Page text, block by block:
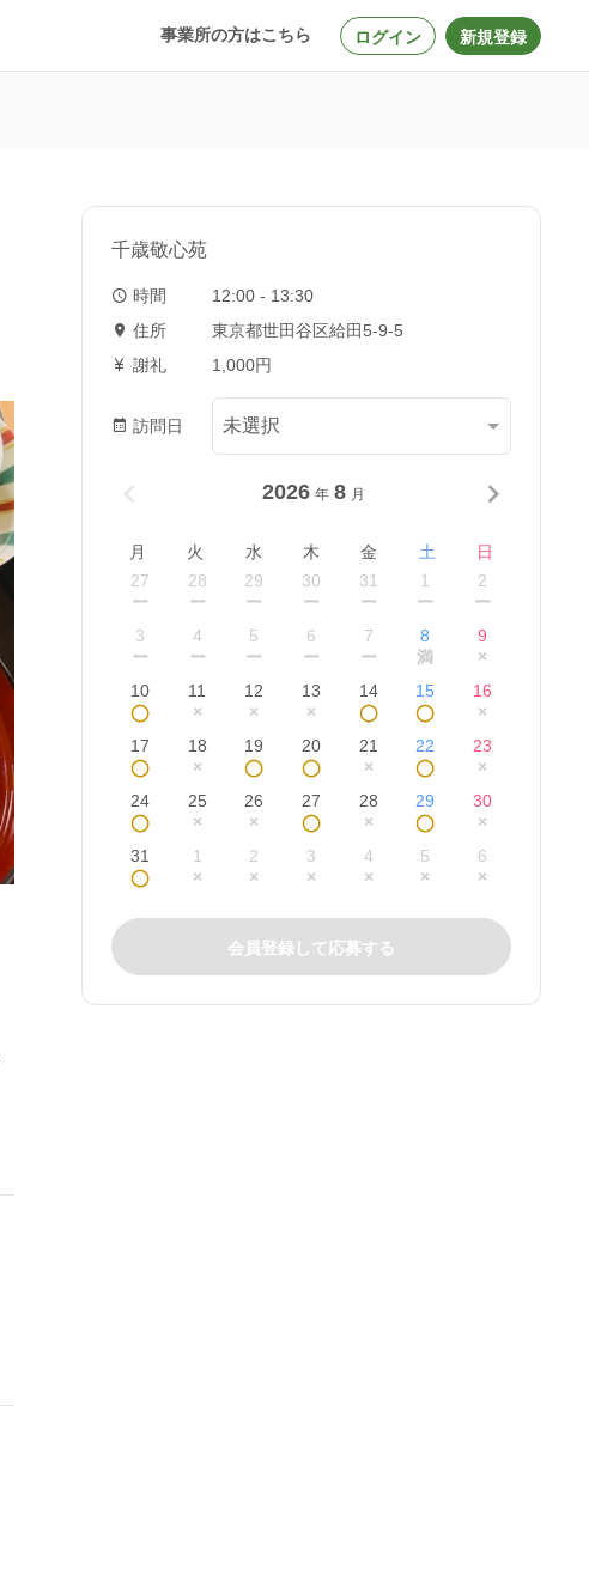
事業所の方はこちら ログイン 新規登録
千歳敬心苑
時間
12:00 - 13:30
住所
東京都世田谷区給田5-9-5
謝礼
1,000円
訪問日
2026 年 8 月
月 火 水 木 金 土
日
27
ー
28
ー
29
ー
30
ー
31
ー
1
ー
2
ー
3
ー
4
ー
5
ー
6
ー
7
ー
8
満
9
×
10
◯
11
×
12
×
13
×
14
◯
15
◯
16
×
17
◯
18
×
19
◯
20
◯
21
×
22
◯
23
×
24
◯
25
×
26
×
27
◯
28
×
29
◯
30
×
31
◯
1
×
2
×
3
×
4
×
5
×
6
×
会員登録して応募する